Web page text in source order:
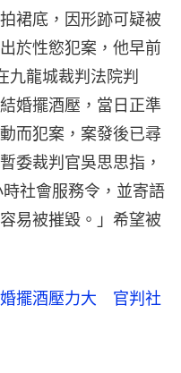
裙底，因形跡可疑被
於性慾犯案，他早前
九龍城裁判法院判
婚擺酒壓，當日正準
而犯案，案發後已尋
委裁判官吳思思指，
社會服務令，並寄語
易被摧毀。」希望被
擺酒壓力大 官判社